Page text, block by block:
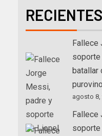
RECIENTES
Fallece
batallar
agosto 8,
Fallece